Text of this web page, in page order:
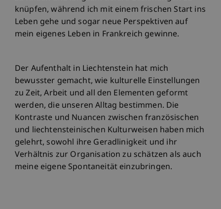
knüpfen, während ich mit einem frischen Start ins
Leben gehe und sogar neue Perspektiven auf
mein eigenes Leben in Frankreich gewinne.
Der Aufenthalt in Liechtenstein hat mich
bewusster gemacht, wie kulturelle Einstellungen
zu Zeit, Arbeit und all den Elementen geformt
werden, die unseren Alltag bestimmen. Die
Kontraste und Nuancen zwischen französischen
und liechtensteinischen Kulturweisen haben mich
gelehrt, sowohl ihre Geradlinigkeit und ihr
Verhältnis zur Organisation zu schätzen als auch
meine eigene Spontaneität einzubringen.